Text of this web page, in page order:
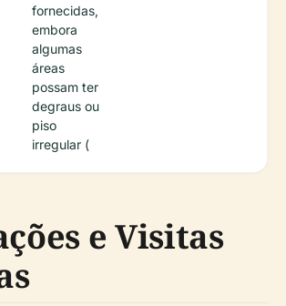
fornecidas,
embora
algumas
áreas
possam ter
degraus ou
piso
irregular (
e Visitas